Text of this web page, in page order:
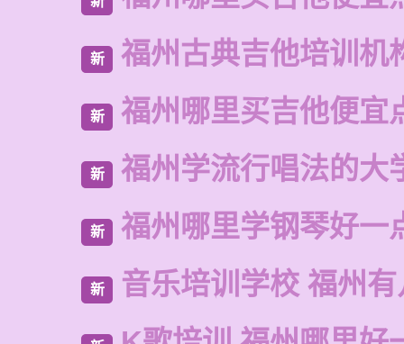
新 福州古典吉他培训机
新 福州哪里买吉他便宜
新 福州学流行唱法的大
新 福州哪里学钢琴好一
新 音乐培训学校 福州